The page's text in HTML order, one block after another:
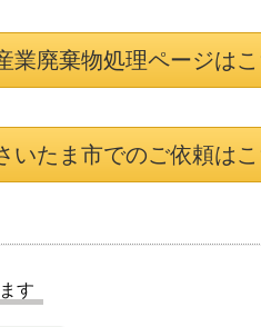
業廃棄物処理ページは
いたま市でのご依頼は
す